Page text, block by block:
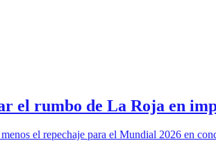
el rumbo de La Roja en
el repechaje para el Mundial 2026 en